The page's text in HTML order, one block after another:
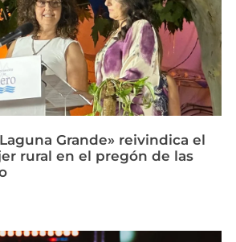
Grande» reivindica el
rural en el pregón de las